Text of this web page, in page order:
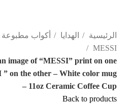
الرئيسية
الهدايا أكواب مطبوعة
MESSI
image of “MESSI” print on one
” on the other – White color mug
– 11oz Ceramic Coffee Cup
Back to products